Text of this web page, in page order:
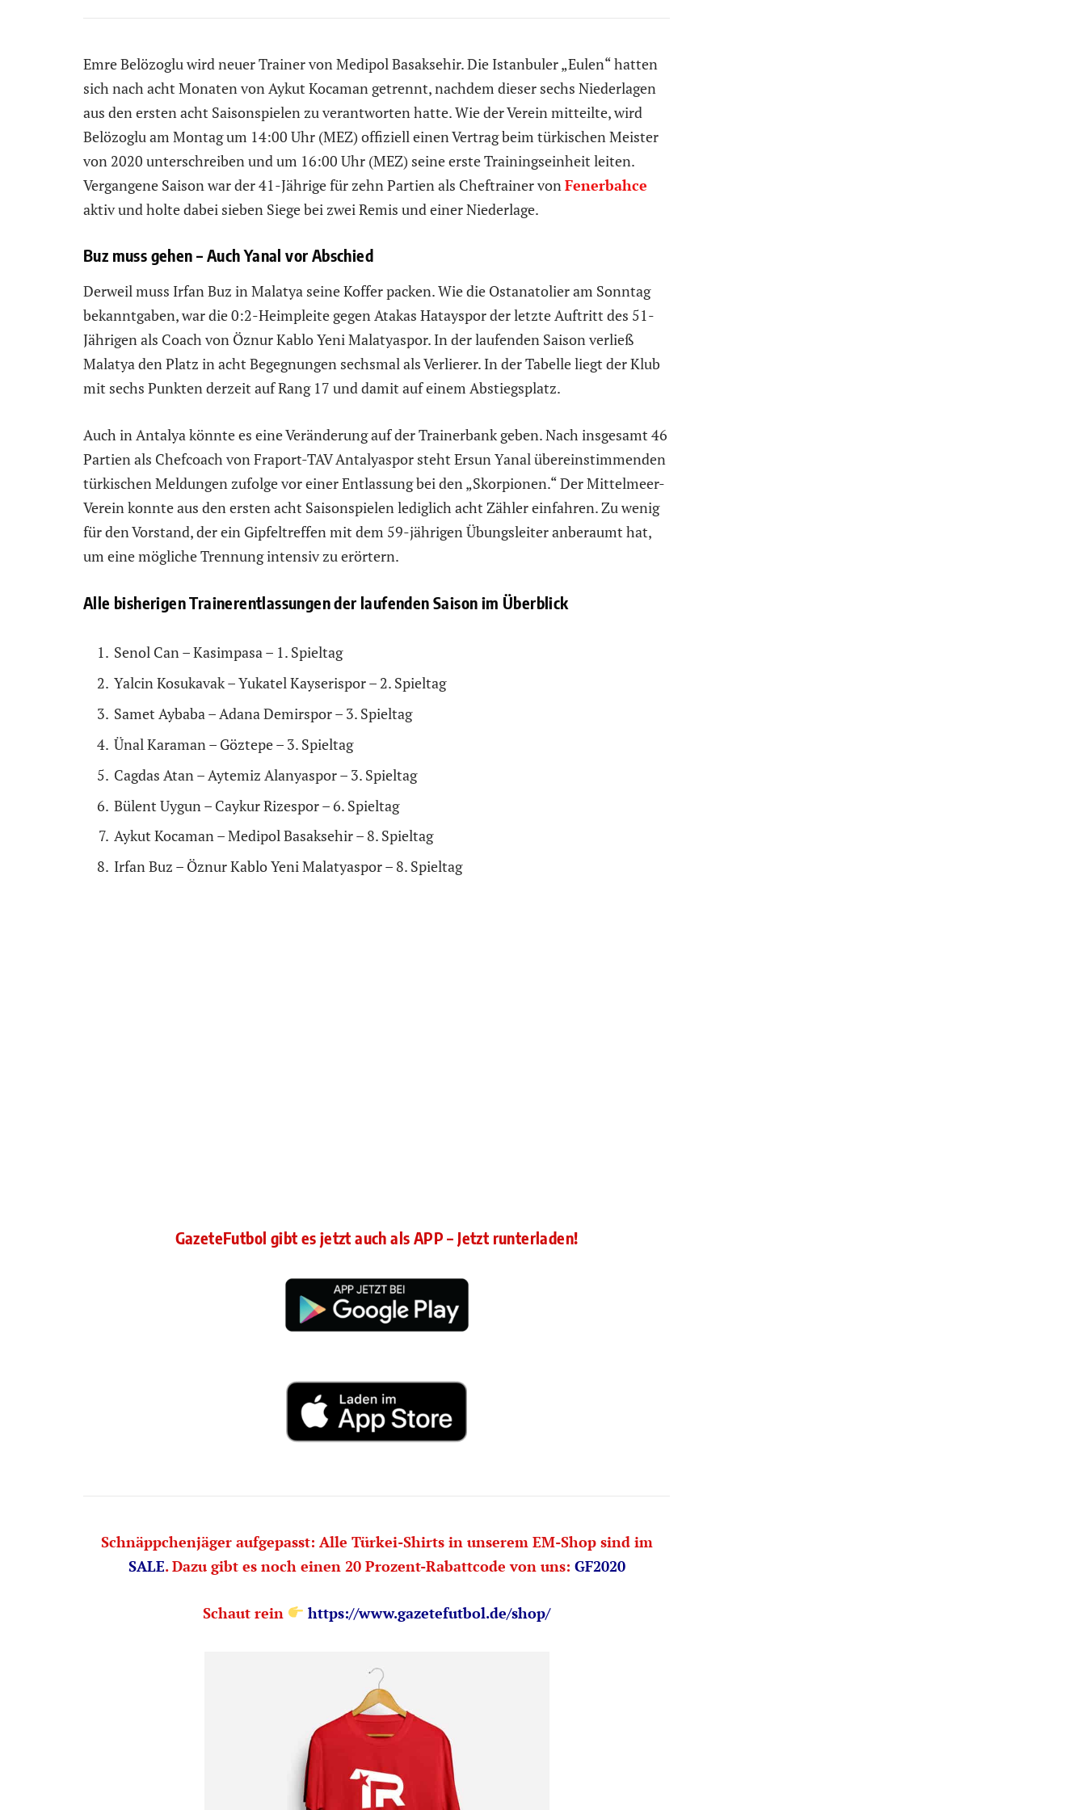
Emre Belözoglu wird neuer Trainer von Medipol Basaksehir. Die Istanbuler „Eulen“ hatten
sich nach acht Monaten von Aykut Kocaman getrennt, nachdem dieser sechs Niederlagen
aus den ersten acht Saisonspielen zu verantworten hatte. Wie der Verein mitteilte, wird
Belözoglu am Montag um 14:00 Uhr (MEZ) offiziell einen Vertrag beim türkischen Meister
von 2020 unterschreiben und um 16:00 Uhr (MEZ) seine erste Trainingseinheit leiten.
Vergangene Saison war der 41-Jährige für zehn Partien als Cheftrainer von Fenerbahce
aktiv und holte dabei sieben Siege bei zwei Remis und einer Niederlage.
Buz muss gehen – Auch Yanal vor Abschied
Derweil muss Irfan Buz in Malatya seine Koffer packen. Wie die Ostanatolier am Sonntag
bekanntgaben, war die 0:2-Heimpleite gegen Atakas Hatayspor der letzte Auftritt des 51-
Jährigen als Coach von Öznur Kablo Yeni Malatyaspor. In der laufenden Saison verließ
Malatya den Platz in acht Begegnungen sechsmal als Verlierer. In der Tabelle liegt der Klub
mit sechs Punkten derzeit auf Rang 17 und damit auf einem Abstiegsplatz.
Auch in Antalya könnte es eine Veränderung auf der Trainerbank geben. Nach insgesamt 46
Partien als Chefcoach von Fraport-TAV Antalyaspor steht Ersun Yanal übereinstimmenden
türkischen Meldungen zufolge vor einer Entlassung bei den „Skorpionen.“ Der Mittelmeer-
Verein konnte aus den ersten acht Saisonspielen lediglich acht Zähler einfahren. Zu wenig
für den Vorstand, der ein Gipfeltreffen mit dem 59-jährigen Übungsleiter anberaumt hat,
um eine mögliche Trennung intensiv zu erörtern.
Alle bisherigen Trainerentlassungen der laufenden Saison im Überblick
Senol Can – Kasimpasa – 1. Spieltag
Yalcin Kosukavak – Yukatel Kayserispor – 2. Spieltag
Samet Aybaba – Adana Demirspor – 3. Spieltag
Ünal Karaman – Göztepe – 3. Spieltag
Cagdas Atan – Aytemiz Alanyaspor – 3. Spieltag
Bülent Uygun – Caykur Rizespor – 6. Spieltag
Aykut Kocaman – Medipol Basaksehir – 8. Spieltag
Irfan Buz – Öznur Kablo Yeni Malatyaspor – 8. Spieltag
GazeteFutbol gibt es jetzt auch als APP – Jetzt runterladen!
Schnäppchenjäger aufgepasst: Alle Türkei-Shirts in unserem EM-Shop sind im
SALE. Dazu gibt es noch einen 20 Prozent-Rabattcode von uns: GF2020
Schaut rein https://www.gazetefutbol.de/shop/